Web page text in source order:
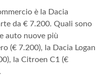
è la Dacia
da € 7.200. Quali sono
auto nuove più
(€ 7.200), la Dacia Logan
la Citroen C1 (€